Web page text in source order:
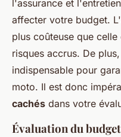
l'assurance et
affecter votre budget.
plus coûteuse que
risques accrus. De
indispensable pour
moto. Il est donc
cachés dans votre
Évaluation du